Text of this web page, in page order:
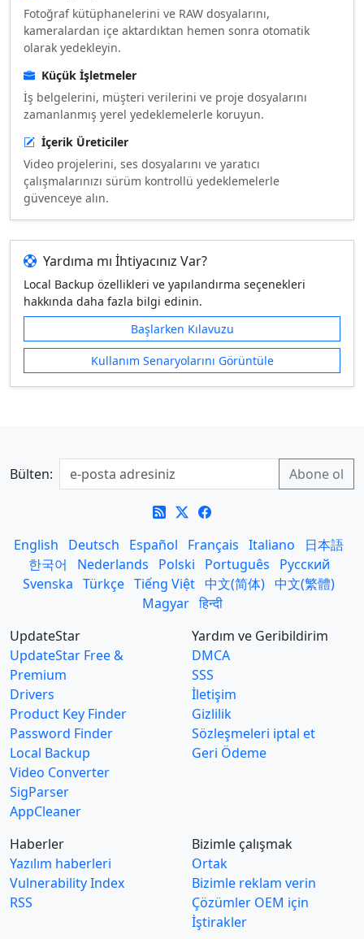
Fotoğraf kütüphanelerini ve RAW dosyalarını,
kameralardan içe aktardıktan hemen sonra otomatik
olarak yedekleyin.
Küçük İşletmeler
İş belgelerini, müşteri verilerini ve proje dosyalarını
zamanlanmış yerel yedeklemelerle koruyun.
İçerik Üreticiler
Video projelerini, ses dosyalarını ve yaratıcı
çalışmalarınızı sürüm kontrollü yedeklemelerle
güvenceye alın.
Yardıma mı İhtiyacınız Var?
Local Backup özellikleri ve yapılandırma seçenekleri
hakkında daha fazla bilgi edinin.
Başlarken Kılavuzu
Kullanım Senaryolarını Görüntüle
Bülten:
English Deutsch Español Français Italiano
日本語
한국어
Nederlands Polski Português
Русский
Svenska Türkçe Tiếng Việt 中文(简体) 中文(繁體)
Magyar हिन्दी
UpdateStar
UpdateStar Free &
Premium
Drivers
Product Key Finder
Password Finder
Local Backup
Video Converter
SigParser
AppCleaner
Yardım ve Geribildirim
DMCA
SSS
İletişim
Gizlilik
Sözleşmeleri iptal et
Geri Ödeme
Haberler
Yazılım haberleri
Vulnerability Index
RSS
Bizimle çalışmak
Ortak
Bizimle reklam verin
Çözümler OEM için
İştirakler